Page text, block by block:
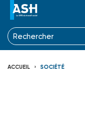
ACCUEIL SOCIÉTÉ